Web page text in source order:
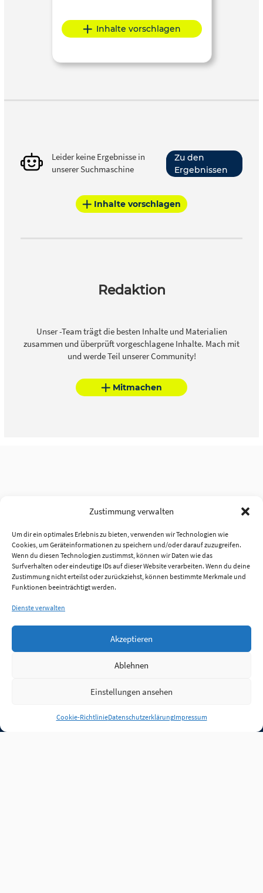
Zustimmung verwalten
Um dir ein optimales Erlebnis zu bieten, verwenden wir Technologien wie
Cookies, um Geräteinformationen zu speichern und/oder darauf zuzugreifen.
Wenn du diesen Technologien zustimmst, können wir Daten wie das
Surfverhalten oder eindeutige IDs auf dieser Website verarbeiten. Wenn du deine
Zustimmung nicht erteilst oder zurückziehst, können bestimmte Merkmale und
Funktionen beeinträchtigt werden.
Dienste verwalten
Akzeptieren
Ablehnen
Einstellungen ansehen
Cookie-RichtlinieDatenschutzerklärungImpressum
Inhalte vorschlagen
Leider keine Ergebnisse in
unserer Suchmaschine
Zu den
Ergebnissen
Inhalte vorschlagen
Redaktion
Unser -Team trägt die besten Inhalte und Materialien
zusammen und überprüft vorgeschlagene Inhalte. Mach mit
und werde Teil unserer Community!
Mitmachen
Anmelden
Jobs Partner FAQ Quellen